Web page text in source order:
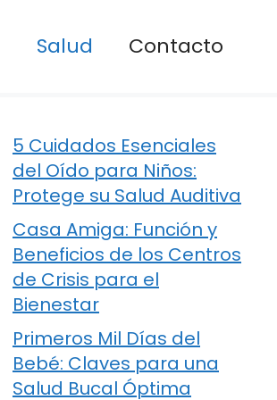
Salud Contacto
5 Cuidados Esenciales
del Oído para Niños:
Protege su Salud Auditiva
Casa Amiga: Función y
Beneficios de los Centros
de Crisis para el
Bienestar
Primeros Mil Días del
Bebé: Claves para una
Salud Bucal Óptima